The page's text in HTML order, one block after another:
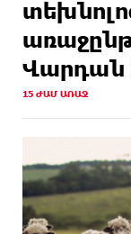
Վարդան
15 ԺԱՄ ԱՌԱՋ